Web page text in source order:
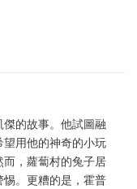
的故事。他試圖融
用他的神奇的小玩
，蘿蔔村的兔子居
。更糟的是，霍普